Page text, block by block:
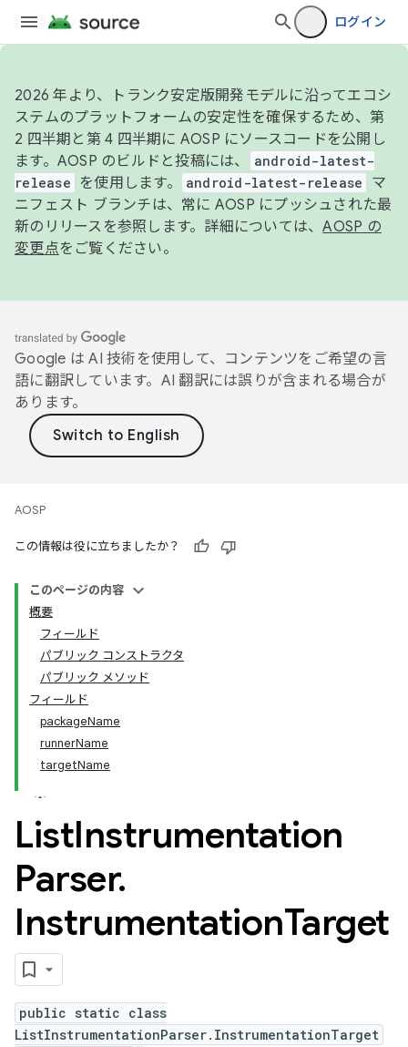
ログイン
2026 年より、トランク安定版開発モデルに沿ってエコシ
ステムのプラットフォームの安定性を確保するため、第
2 四半期と第 4 四半期に AOSP にソースコードを公開し
ます。AOSP のビルドと投稿には、
android-latest-
release
を使用します。 android-latest-release
マ
ニフェスト ブランチは、常に AOSP にプッシュされた最
新のリリースを参照します。詳細については、AOSP の
変更点をご覧ください。
Google は AI 技術を使用して、コンテンツをご希望の言
語に翻訳しています。AI 翻訳には誤りが含まれる場合が
あります。
AOSP
この情報は役に立ちましたか？
このページの内容
概要
フィールド
パブリック コンストラクタ
パブリック メソッド
フィールド
packageName
runnerName
targetName
ListInstrumentation
Parser.
InstrumentationTarget
public static class
ListInstrumentationParser.InstrumentationTarget